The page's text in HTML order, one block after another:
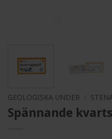
GEOLOGISKA UNDER
Spännande